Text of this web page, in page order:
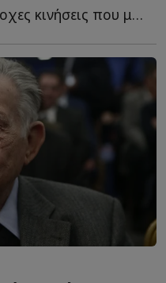
Είναι μια από τις πιο άστοχες κινήσεις που μπορούσε ν...